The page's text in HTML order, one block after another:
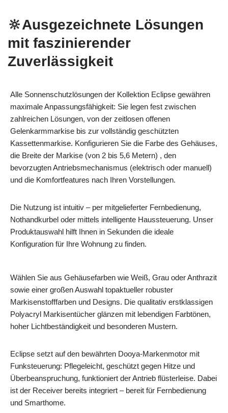
🔆Ausgezeichnete Lösungen
mit faszinierender
Zuverlässigkeit
Alle Sonnenschutzlösungen der Kollektion Eclipse gewähren
maximale Anpassungsfähigkeit: Sie legen fest zwischen
zahlreichen Lösungen, von der zeitlosen offenen
Gelenkarmmarkise bis zur vollständig geschützten
Kassettenmarkise. Konfigurieren Sie die Farbe des Gehäuses,
die Breite der Markise (von 2 bis 5,6 Metern) , den
bevorzugten Antriebsmechanismus (elektrisch oder manuell)
und die Komfortfeatures nach Ihren Vorstellungen.
Die Nutzung ist intuitiv – per mitgelieferter Fernbedienung,
Nothandkurbel oder mittels intelligente Haussteuerung. Unser
Produktauswahl hilft Ihnen in Sekunden die ideale
Konfiguration für Ihre Wohnung zu finden.
Wählen Sie aus Gehäusefarben wie Weiß, Grau oder Anthrazit
sowie einer großen Auswahl topaktueller robuster
Markisenstofffarben und Designs. Die qualitativ erstklassigen
Polyacryl Markisentücher glänzen mit lebendigen Farbtönen,
hoher Lichtbeständigkeit und besonderen Mustern.
Eclipse setzt auf den bewährten Dooya-Markenmotor mit
Funksteuerung: Pflegeleicht, geschützt gegen Hitze und
Überbeanspruchung, funktioniert der Antrieb flüsterleise. Dabei
ist der Receiver bereits integriert – bereit für Fernbedienung
und Smarthome.